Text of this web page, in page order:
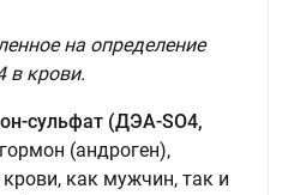
на определение
в крови.
сульфат (ДЭА-SO4,
(андроген),
как мужчин, так и